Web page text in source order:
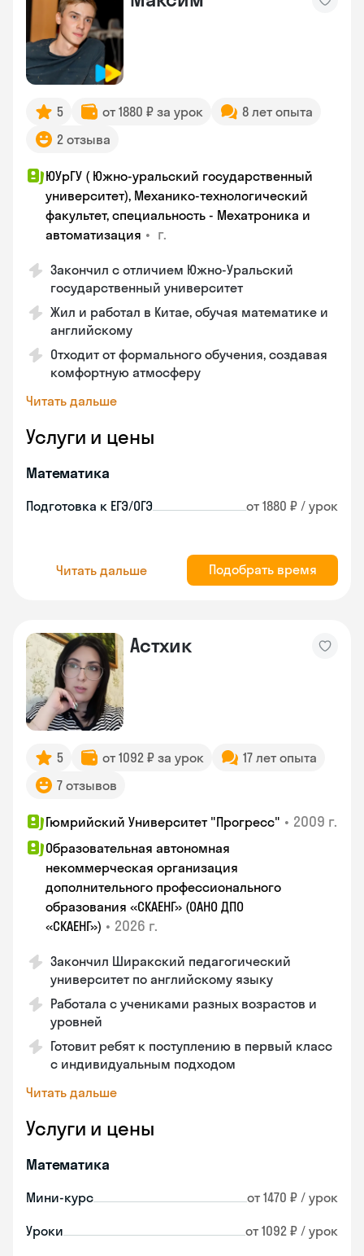
5 от 1880 ₽ за урок
8 лет опыта
2 отзыва
ЮУрГУ ( Южно-уральский государственный
университет), Механико-технологический
факультет, специальность - Мехатроника и
автоматизация • г.
Закончил с отличием Южно-Уральский
государственный университет
Жил и работал в Китае, обучая математике и
английскому
Отходит от формального обучения, создавая
комфортную атмосферу
Читать дальше
Услуги и цены
Математика
Подготовка к ЕГЭ/ОГЭ от 1880 ₽ / урок
Читать дальше Подобрать время
Астхик
5 от 1092 ₽ за урок
17 лет опыта
7 отзывов
Гюмрийский Университет "Прогресс" • 2009 г.
Образовательная автономная
некоммерческая организация
дополнительного профессионального
образования «СКАЕНГ» (ОАНО ДПО
«СКАЕНГ») • 2026 г.
Закончил Ширакский педагогический
университет по английскому языку
Работала с учениками разных возрастов и
уровней
Готовит ребят к поступлению в первый класс
с индивидуальным подходом
Читать дальше
Услуги и цены
Математика
Мини-курс от 1470 ₽ / урок
Уроки от 1092 ₽ / урок